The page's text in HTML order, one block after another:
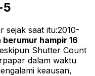
5
sejak saat itu:2010-
hampir 16
Shutter Count
dalam waktu
keausan,